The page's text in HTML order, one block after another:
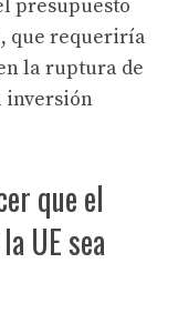
presupuesto
que requeriría
la ruptura de
inversión
que el
UE sea